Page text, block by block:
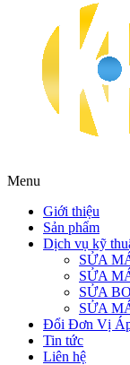
Menu
Giới thiệu
Sản phẩm
Dịch vụ kỹ
SỬA
SỬA
SỬA
SỬA
Đổi Đơn Vị
Tin tức
Liên hệ